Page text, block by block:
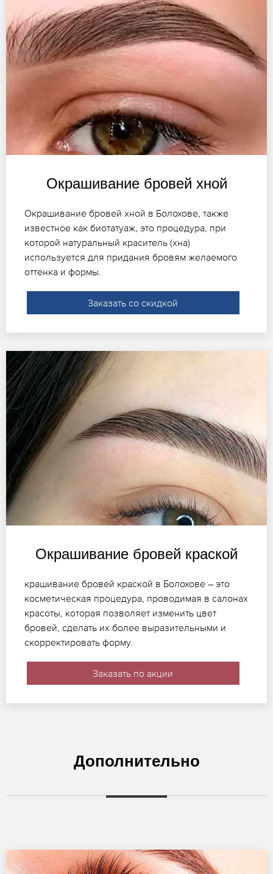
Окрашивание бровей хной
Окрашивание бровей хной в Болохове, также
известное как биотатуаж, это процедура, при
которой натуральный краситель (хна)
используется для придания бровям желаемого
оттенка и формы.
Заказать со скидкой
Окрашивание бровей краской
крашивание бровей краской в Болохове – это
косметическая процедура, проводимая в салонах
красоты, которая позволяет изменить цвет
бровей, сделать их более выразительными и
скорректировать форму.
Заказать по акции
Дополнительно